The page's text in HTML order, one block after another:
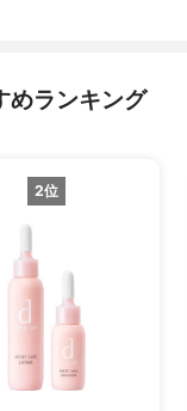
めランキング
2位